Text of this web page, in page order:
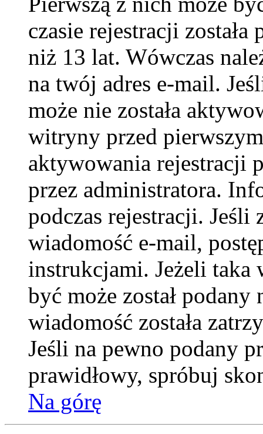
czasie rejestracji
niż 13 lat. Wówczas
na twój adres e-mail.
może nie została
witryny przed
aktywowania rejestracji
przez administratora.
podczas rejestracji. Jeśli
wiadomość e-mail,
instrukcjami. Jeżeli taka
być może został
wiadomość została
Jeśli na pewno podany
prawidłowy, spróbuj
Na górę